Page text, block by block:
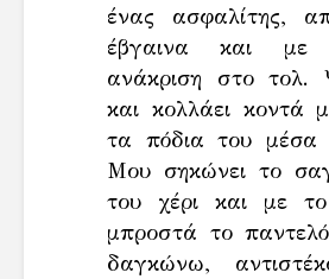
ένας ασφαλίτης,
έβγαινα και με
ανάκριση στο τολ.
και κολλάει κοντά
τα πόδια του μέσα
Μου σηκώνει το
του χέρι και με
μπροστά το
δαγκώνω,